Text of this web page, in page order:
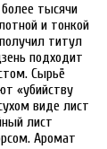
тысячи
и тонкой
титул
подходит
Сырьё
«убийству
виде лист
лист
Аромат